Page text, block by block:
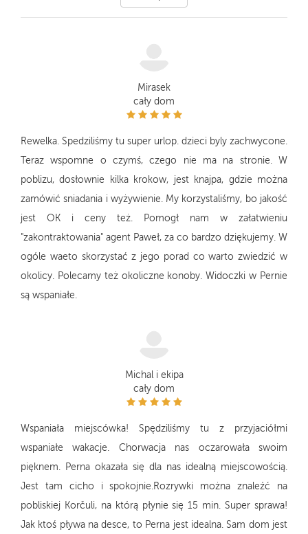
Mirasek
cały dom
Rewelka. Spedziliśmy tu super urlop. dzieci byly zachwycone.
Teraz wspomne o czymś, czego nie ma na stronie. W
poblizu, dosłownie kilka krokow, jest knajpa, gdzie można
zamówić sniadania i wyżywienie. My korzystaliśmy, bo jakość
jest OK i ceny też. Pomogł nam w załatwieniu
"zakontraktowania" agent Paweł, za co bardzo dziękujemy. W
ogóle waeto skorzystać z jego porad co warto zwiedzić w
okolicy. Polecamy też okoliczne konoby. Widoczki w Pernie
są wspaniałe.
Michal i ekipa
cały dom
Wspaniała miejscówka! Spędziliśmy tu z przyjaciółmi
wspaniałe wakacje. Chorwacja nas oczarowała swoim
pięknem. Perna okazała się dla nas idealną miejscowością.
Jest tam cicho i spokojnie.Rozrywki można znaleźć na
pobliskiej Korčuli, na którą płynie się 15 min. Super sprawa!
Jak ktoś pływa na desce, to Perna jest idealna. Sam dom jest